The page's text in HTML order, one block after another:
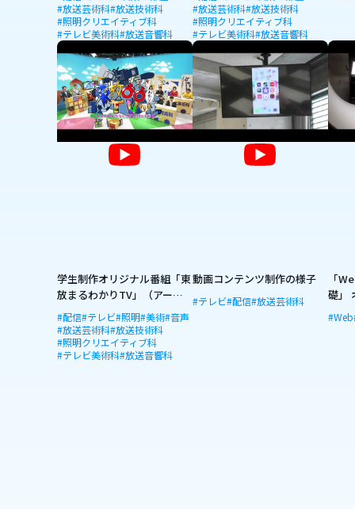
#放送芸術科#放送技術科
#照明クリエイティブ科
#テレビ美術科#放送音響科
#放送芸術科#放送技術科
#照明クリエイティブ科
#テレビ美術科#放送音響科
学生制作オリジナル番組「東
放まるわかりTV」（アーカ
イブ動画）
#配信#テレビ#照明#美術#音声
#放送芸術科#放送技術科
#照明クリエイティブ科
#テレビ美術科#放送音響科
動画コンテンツ制作の様子
#テレビ#配信#放送芸術科
「
礎」
#Web